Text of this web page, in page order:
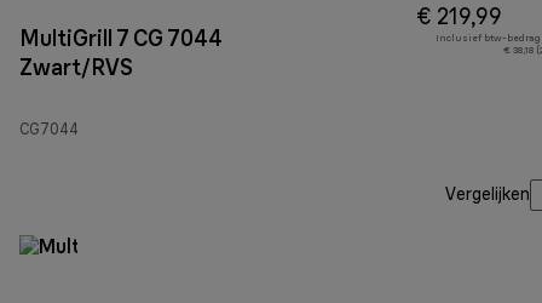
MultiGrill 7 CG 7044
Zwart/RVS
CG7044
€ 219,99
Inclusief btw-bedrag
€ 38,18
Vergelijken